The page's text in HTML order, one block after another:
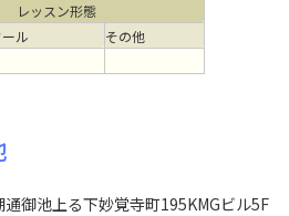
レッスン形態
ル
その他
御池上る下妙覚寺町195KMGビル5F